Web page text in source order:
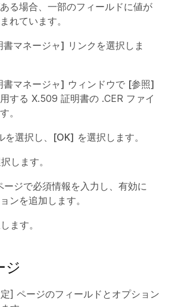
る場合、一部のフィールドに値が
れています。
書マネージャ] リンクを選択しま
書マネージャ] ウィンドウで [参照]
する X.509 証明書の .CER ファイ
。
選択し、 [OK] を選択します。
します。
ージで必須情報を入力し、有効に
ンを追加します。
ます。
ジ
] ページのフィールドとオプション